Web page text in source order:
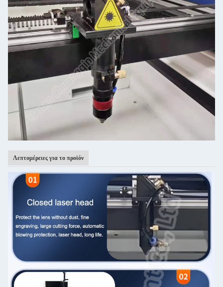
Λεπτομέρειες για το προϊόν